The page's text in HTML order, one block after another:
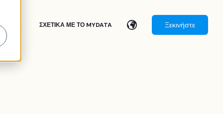
ΣΧΕΤΙΚΆ ΜΕ ΤΟ MYDATA Ξεκινήστε